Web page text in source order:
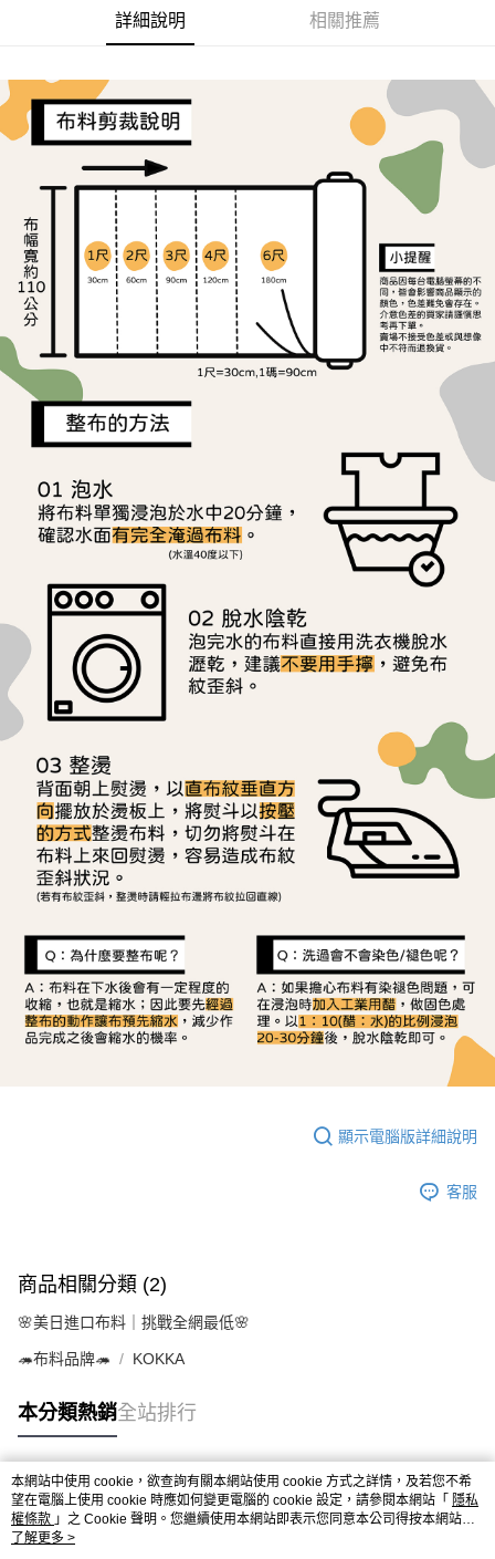
2.透過簡訊連結打開帳單後，可選擇「超商條碼／台灣大直營門市／銀行轉
帳／街口支付／iPASS MONEY」等通路繳費。
1.本服務係由「台灣大哥大股份有限公司」（以下簡稱本公司）所提供，讓
用戶於交易時，得透過本服務購買商品或服務，並由商店將買賣／分期付款
買賣價金債權讓與本公司後，依約使用本公司帳單繳交帳款。
2.基於同意付款使用「大哥付你分期」之契約關係目的，商店將以您的個人
資料（包含姓名、電話或地址）提供予台灣大哥大進項蒐集、處理及利用，
由本公司與您本人進行分期帳單所需資料之確認、核對及更正。
3.完整用戶服務條款，請詳閱以下連結：
https://oppay.tw/userRule
結帳頁面，進行簡訊認證並確認金額後，即可完成結帳。
ATM／網路銀行／等多元方式進行付款，方視為交易完成。
※ 請注意：結帳手續完成當下不需立刻繳費，但若您需要取消訂單，請聯絡
購買商品的店家。未經商家同意取消之訂單仍視為有效，需透過AFTEE先享
後付繳納相關費用。
※ 交易是否成功請以「AFTEE先享後付 」之結帳頁面顯示為準，若有關於
是否繳費成功／繳費後需取消欲退款等相關疑問，請聯繫「AFTEE先享後付
客戶支援中心」
https://netprotections.freshdesk.com/support/home
【注意事項】
１．透過由恩沛科技股份有限公司提供之「AFTEE先享後付」服務完成之交
易，需依本服務之必要範圍內提供個人資料，並將交易相關給付款項請求債
權轉讓予恩沛科技股份有限公司。
２．關於個人資料處理事宜，請瀏覽以下網址：
https://aftee.tw/terms/#terms3
３．未成年的使用者請事先徵得法定代理人或監護人之同意方可使用
「AFTEE先享後付」，若未經同意申辦者引起之損失，本公司不負相關責
任。
４．使用「AFTEE先享後付」時，將依據個別帳號之用戶狀況，依本公司即
時審查核予不同之上限額度；若仍有額度不足之情形，本公司將視審查結果
５．嚴禁一人註冊多個帳號或使用他人資訊註冊。若發現惡意使用之情形，
恩沛科技股份有限公司將有權停止該用戶之使用額度並採取法律行動。
每筆NT$65，滿NT$1,500(含以上)免運費
宅配
每筆NT$150，滿NT$1,500(含以上)免運費
每筆NT$240
詳細說明 相關推薦
顯示電腦版詳細說明
客服
商品相關分類 (2)
🌸美日進口布料｜挑戰全網最低🌸
🦔布料品牌🦔 KOKKA
本分類熱銷全站排行
熱門標籤
本網站中使用 cookie，欲查詢有關本網站使用 cookie 方式之詳情，及若您不希
望在電腦上使用 cookie 時應如何變更電腦的 cookie 設定，請參閱本網站「 隱私
權條款 」之 Cookie 聲明。您繼續使用本網站即表示您同意本公司得按本網站使
用條款之 Cookie 聲明使用 cookie。
了解更多 >